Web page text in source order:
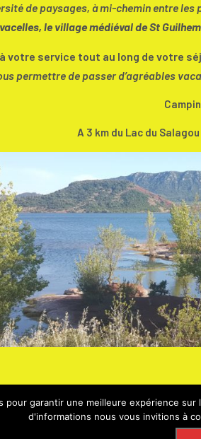
de paysages, à mi-chemin entre
le village médiéval de St
votre service tout au long de votre
permettre de passer d’agréables
A 3 km du Lac du
garantir une meilleure expérience
d'informations nous vous invitions à